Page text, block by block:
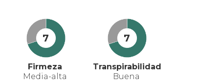
7
Firmeza
Media-alta
7
Transpirabilidad
Buena